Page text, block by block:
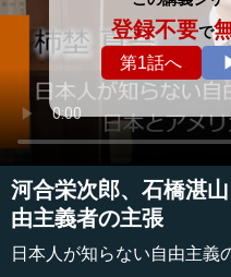
登録不要で
第1話へ
河合栄次郎、石橋湛
由主義者の主張
日本人が知らない自由主義